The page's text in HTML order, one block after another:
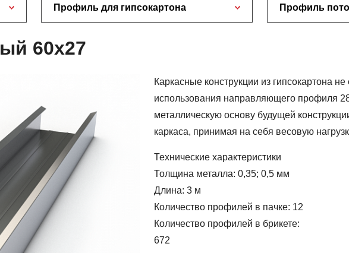
Профиль для гипсокартона Профиль
60х27
Каркасные конструкции из гипсокартона
использования направляющего профиля
металлическую основу будущей
каркаса, принимая на себя весовую
Технические характеристики
Толщина металла: 0,35; 0,5 мм
Длина: 3 м
Количество профилей в пачке: 12
Количество профилей в брикете:
672